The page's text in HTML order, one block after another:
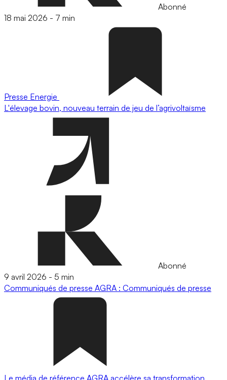
Abonné
18 mai 2026 - 7 min
Presse Energie
L'élevage bovin, nouveau terrain de jeu de l’agrivoltaïsme
Abonné
9 avril 2026 - 5 min
Communiqués de presse AGRA : Communiqués de presse